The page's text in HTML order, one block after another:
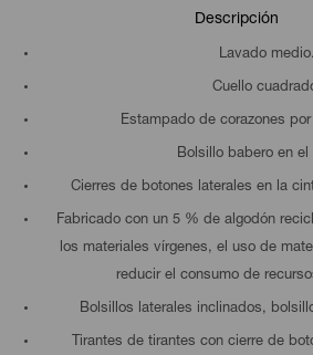
Descripción
Lavado medio.
Cuello
Estampado de corazones
Bolsillo babero en el
Cierres de botones laterales en la
Fabricado con un 5 % de algodón
los materiales vírgenes, el uso de
reducir el consumo de
Bolsillos laterales inclinados,
Tirantes de tirantes con cierre de